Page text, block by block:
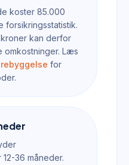
koster 85.000
forsikringsstatistik.
kan derfor
Læs
for
36 måneder.